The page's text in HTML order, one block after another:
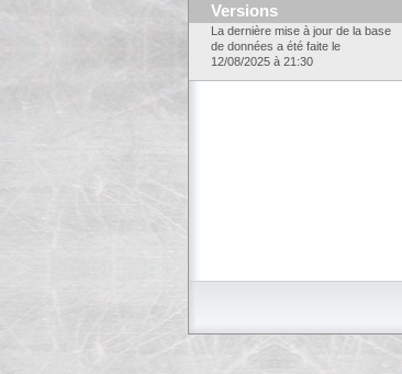
Versions
La dernière mise à jour de la base
de données a été faite le
12/08/2025 à 21:30